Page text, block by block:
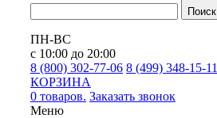
Поиск
ПН-ВС
с 10:00 до 20:00
8 (800) 302-77-06 8 (499) 348-15-11
КОРЗИНА
0 товаров. Заказать звонок
Меню